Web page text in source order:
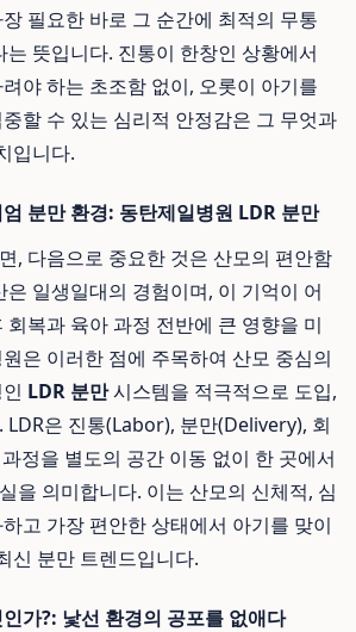
필요한 바로 그 순간에 최적의 무통
뜻입니다. 진통이 한창인 상황에서
야 하는 초조함 없이, 오롯이 아기를
할 수 있는 심리적 안정감은 그 무엇과
입니다.
분만 환경: 동탄제일병원 LDR 분만
, 다음으로 중요한 것은 산모의 편안함
은 일생일대의 경험이며, 이 기억이 어
회복과 육아 과정 전반에 큰 영향을 미
은 이러한 점에 주목하여 산모 중심의
LDR 분만시스템을 적극적으로 도입,
LDR은 진통(Labor), 분만(Delivery), 회
정을 별도의 공간 이동 없이 한 곳에서
을 의미합니다. 이는 산모의 신체적, 심
고 가장 편안한 상태에서 아기를 맞이
신 분만 트렌드입니다.
가?: 낯선 환경의 공포를 없애다